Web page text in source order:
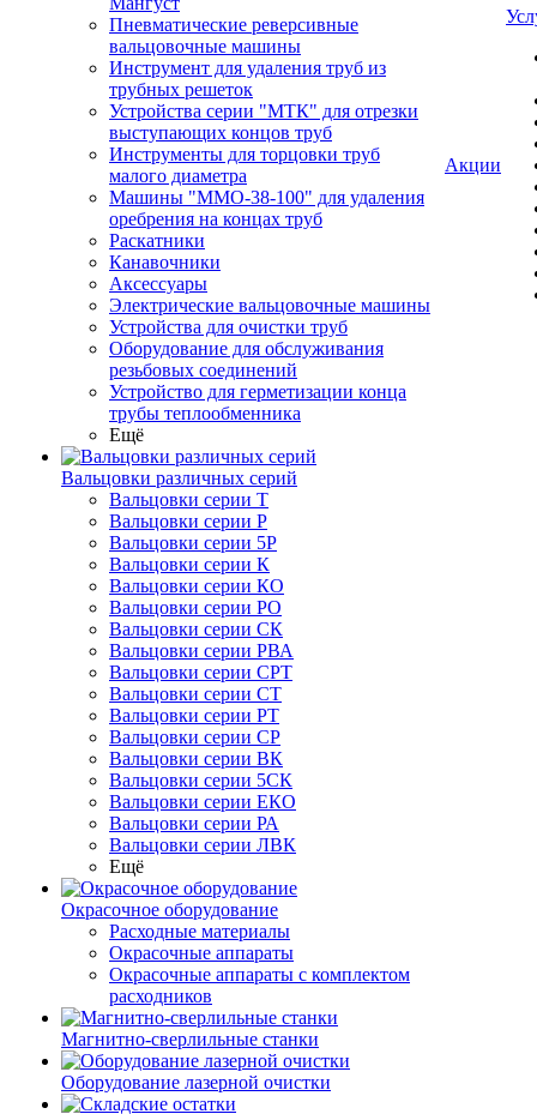
Пневматические реверсивные
вальцовочные машины
Инструмент для удаления труб из
трубных решеток
Устройства серии "МТК" для отрезки
выступающих концов труб
Инструменты для торцовки труб
малого диаметра
Машины "ММО-38-100" для удаления
оребрения на концах труб
Раскатники
Канавочники
Аксессуары
Электрические вальцовочные машины
Устройства для очистки труб
Оборудование для обслуживания
резьбовых соединений
Устройство для герметизации конца
трубы теплообменника
Ещё
Вальцовки различных серий
Вальцовки серии Т
Вальцовки серии Р
Вальцовки серии 5Р
Вальцовки серии К
Вальцовки серии КО
Вальцовки серии РО
Вальцовки серии СК
Вальцовки серии РВА
Вальцовки серии СРТ
Вальцовки серии СТ
Вальцовки серии РТ
Вальцовки серии СР
Вальцовки серии ВК
Вальцовки серии 5СК
Вальцовки серии ЕКО
Вальцовки серии РА
Вальцовки серии ЛВК
Ещё
Окрасочное оборудование
Расходные материалы
Окрасочные аппараты
Окрасочные аппараты с комплектом
расходников
Магнитно-сверлильные станки
Оборудование лазерной очистки
Акции